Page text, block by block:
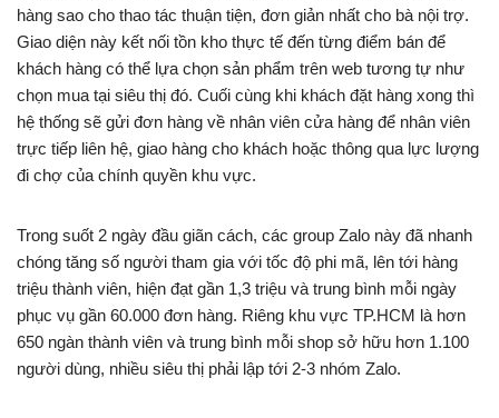
hàng sao cho thao tác thuận tiện, đơn giản nhất cho bà nội trợ.
Giao diện này kết nối tồn kho thực tế đến từng điểm bán để
khách hàng có thể lựa chọn sản phẩm trên web tương tự như
chọn mua tại siêu thị đó. Cuối cùng khi khách đặt hàng xong thì
hệ thống sẽ gửi đơn hàng về nhân viên cửa hàng để nhân viên
trực tiếp liên hệ, giao hàng cho khách hoặc thông qua lực lượng
đi chợ của chính quyền khu vực.
Trong suốt 2 ngày đầu giãn cách, các group Zalo này đã nhanh
chóng tăng số người tham gia với tốc độ phi mã, lên tới hàng
triệu thành viên, hiện đạt gần 1,3 triệu và trung bình mỗi ngày
phục vụ gần 60.000 đơn hàng. Riêng khu vực TP.HCM là hơn
650 ngàn thành viên và trung bình mỗi shop sở hữu hơn 1.100
người dùng, nhiều siêu thị phải lập tới 2-3 nhóm Zalo.